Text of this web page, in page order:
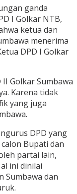
ganda
I Golkar NTB,
ketua dan
menerima
DPD I Golkar
Golkar Sumbawa
Karena tidak
yang juga
DPD yang
Bupati dan
partai lain,
ini dinilai
Sumbawa dan